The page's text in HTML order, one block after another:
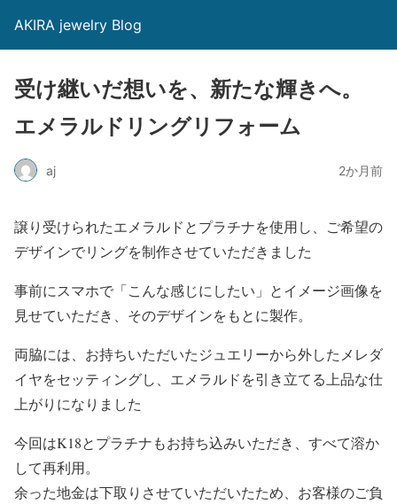
AKIRA jewelry Blog
受け継いだ想いを、新たな輝きへ。
エメラルドリングリフォーム
aj 2か月前
譲り受けられたエメラルドとプラチナを使用し、ご希望の
デザインでリングを制作させていただきました
事前にスマホで「こんな感じにしたい」とイメージ画像を
見せていただき、そのデザインをもとに製作。
両脇には、お持ちいただいたジュエリーから外したメレダ
イヤをセッティングし、エメラルドを引き立てる上品な仕
上がりになりました
今回はK18とプラチナもお持ち込みいただき、すべて溶か
して再利用。
余った地金は下取りさせていただいたため、お客様のご負